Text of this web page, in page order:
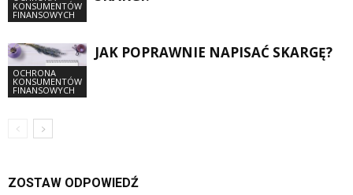
KONSUMENTÓW
FINANSOWYCH
OCHRONA
KONSUMENTÓW
FINANSOWYCH
JAK POPRAWNIE NAPISAĆ SKARGĘ?
ZOSTAW ODPOWIEDŹ